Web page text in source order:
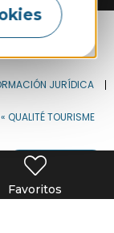
Favoritos
JURÍDICA
QUALITÉ TOURISME
ESPAÑOL
FRANÇAIS
DEUTSCH
ENGLISH